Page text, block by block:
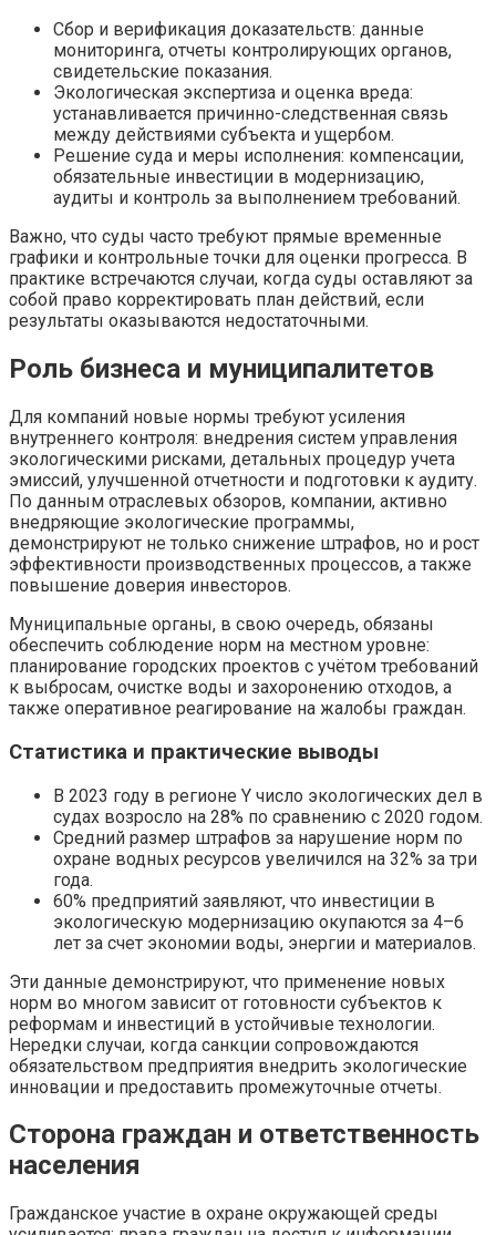
Сбор и верификация доказательств: данные
мониторинга, отчеты контролирующих органов,
свидетельские показания.
Экологическая экспертиза и оценка вреда:
устанавливается причинно-следственная связь
между действиями субъекта и ущербом.
Решение суда и меры исполнения: компенсации,
обязательные инвестиции в модернизацию,
аудиты и контроль за выполнением требований.
Важно, что суды часто требуют прямые временные
графики и контрольные точки для оценки прогресса. В
практике встречаются случаи, когда суды оставляют за
собой право корректировать план действий, если
результаты оказываются недостаточными.
Роль бизнеса и муниципалитетов
Для компаний новые нормы требуют усиления
внутреннего контроля: внедрения систем управления
экологическими рисками, детальных процедур учета
эмиссий, улучшенной отчетности и подготовки к аудиту.
По данным отраслевых обзоров, компании, активно
внедряющие экологические программы,
демонстрируют не только снижение штрафов, но и рост
эффективности производственных процессов, а также
повышение доверия инвесторов.
Муниципальные органы, в свою очередь, обязаны
обеспечить соблюдение норм на местном уровне:
планирование городских проектов с учётом требований
к выбросам, очистке воды и захоронению отходов, а
также оперативное реагирование на жалобы граждан.
Статистика и практические выводы
В 2023 году в регионе Y число экологических дел в
судах возросло на 28% по сравнению с 2020 годом.
Средний размер штрафов за нарушение норм по
охране водных ресурсов увеличился на 32% за три
года.
60% предприятий заявляют, что инвестиции в
экологическую модернизацию окупаются за 4–6
лет за счет экономии воды, энергии и материалов.
Эти данные демонстрируют, что применение новых
норм во многом зависит от готовности субъектов к
реформам и инвестиций в устойчивые технологии.
Нередки случаи, когда санкции сопровождаются
обязательством предприятия внедрить экологические
инновации и предоставить промежуточные отчеты.
Сторона граждан и ответственность
населения
Гражданское участие в охране окружающей среды